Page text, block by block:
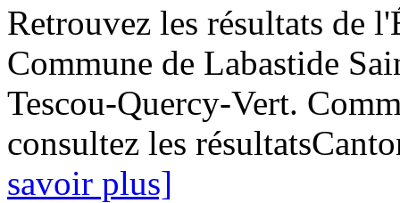
Retrouvez les résultats de
Commune de Labastide
Tescou-Quercy-Vert.
consultez les
savoir plus]